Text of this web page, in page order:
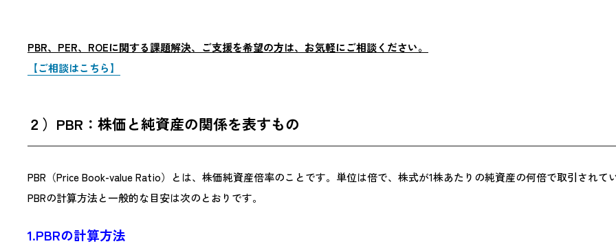
PBR、PER、ROEに関する課題解決、ご支援を希望の方は、お気軽にご相談ください。
【ご相談はこちら】
２）PBR：株価と純資産の関係を表すもの
PBR（Price Book-value Ratio）とは、株価純資産倍率のことです。単位は倍で、株式が1株あたりの純資産の何倍で取引されて
PBRの計算方法と一般的な目安は次のとおりです。
1.PBRの計算方法